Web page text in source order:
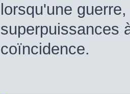
lorsqu'une
superpuissances
coïncidence.